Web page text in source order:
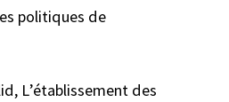
politiques de
L’établissement des